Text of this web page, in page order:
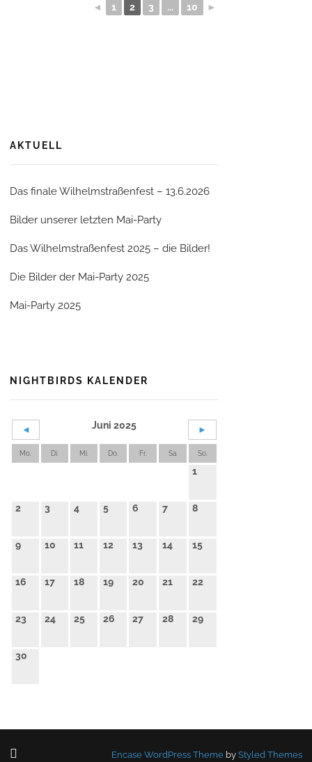
◄ 1 2 3 ... 10 ►
AKTUELL
Das finale Wilhelmstraßenfest – 13.6.2026
Bilder unserer letzten Mai-Party
Das Wilhelmstraßenfest 2025 – die Bilder!
Die Bilder der Mai-Party 2025
Mai-Party 2025
NIGHTBIRDS KALENDER
◄ Juni 2025 ►
Mo. Di. Mi. Do. Fr. Sa. So.
1
2 3 4 5 6 7 8
9 10 11 12 13 14 15
16 17 18 19 20 21 22
23 24 25 26 27 28 29
30
Encase WordPress Themeby Styled Themes